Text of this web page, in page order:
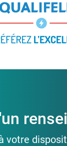
votre